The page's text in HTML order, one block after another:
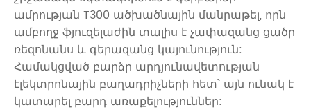
ամրության T300 ածխածնային մանրաթել, որն
ամբողջ ֆյուզելաժին տալիս է չափազանց ցածր
ռեզոնանս և գերազանց կայունություն:
Համակցված բարձր արդյունավետության
էլեկտրոնային բաղադրիչների հետ՝ այն ունակ է
կատարել բարդ առաքելություններ: